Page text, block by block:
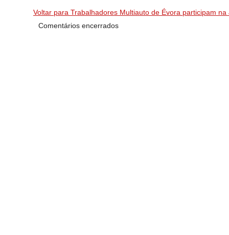
Voltar para Trabalhadores Multiauto de Évora participam
Comentários encerrados